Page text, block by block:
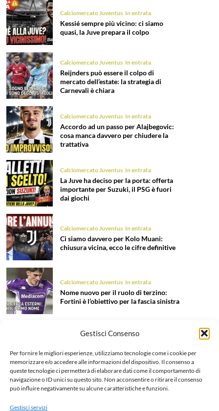
Gestisci Consenso
Per fornire le migliori esperienze, utilizziamo tecnologie come i cookie per
memorizzare e/o accedere alle informazioni del dispositivo. Il consenso a
queste tecnologie ci permetterà di elaborare dati come il comportamento di
navigazione o ID unici su questo sito. Non acconsentire o ritirare il consenso
può influire negativamente su alcune caratteristiche e funzioni.
Gestisci servizi
Calciomercato Juventus In entrata
Kessié sempre più vicino: ci siamo
quasi, la Juve prepara il colpo
Calciomercato Juventus In entrata
Reijnders può essere il colpo di
mercato dell’estate: la strategia di
Carnevali è chiara
Calciomercato Juventus In entrata
Accordo ad un passo per Alajbegovic:
cosa manca davvero per chiudere la
trattativa
Calciomercato Juventus In entrata
La Juve ha deciso per la porta: offerta
importante per Suzuki, il PSG è fuori
dai giochi
Calciomercato Juventus In entrata
Ci siamo davvero per Kolo Muani:
chiusura vicina, ecco le cifre definitive
Calciomercato Juventus In entrata
Nome nuovo per il ruolo di terzino:
Fortini è l’obiettivo per la fascia sinistra
Calciomercato Juventus In entrata
il colpo dell’estate 2026!
Calciomercato Juventus In uscita